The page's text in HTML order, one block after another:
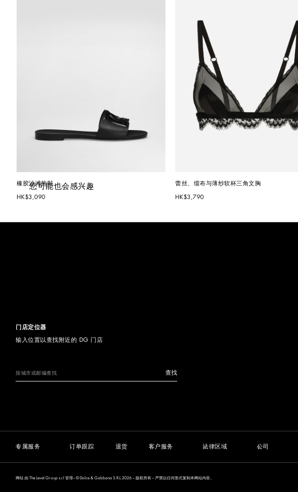
橡胶沙滩拖鞋
HK$3,090
蕾丝、缎布与薄纱软杯三角文胸
HK$3,790
您可能也会感兴趣
门店定位器
输入位置以查找附近的 DG 门店
查找
专属服务 订单跟踪 退货 客户服务 法律区域 公司
网站 由 The Level Group s.r.l 管理– © Dolce & Gabbana S.R.L.2026 – 版权所有 – 严禁以任何形式复制本网站内容。